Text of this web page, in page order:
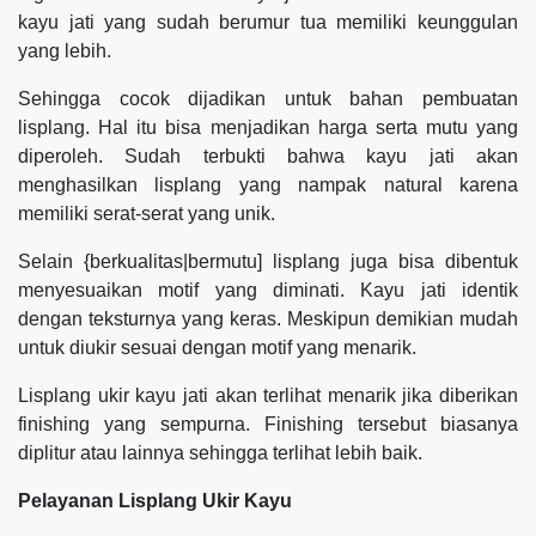
kayu jati yang sudah berumur tua memiliki keunggulan
yang lebih.
Sehingga cocok dijadikan untuk bahan pembuatan
lisplang. Hal itu bisa menjadikan harga serta mutu yang
diperoleh. Sudah terbukti bahwa kayu jati akan
menghasilkan lisplang yang nampak natural karena
memiliki serat-serat yang unik.
Selain {berkualitas|bermutu] lisplang juga bisa dibentuk
menyesuaikan motif yang diminati. Kayu jati identik
dengan teksturnya yang keras. Meskipun demikian mudah
untuk diukir sesuai dengan motif yang menarik.
Lisplang ukir kayu jati akan terlihat menarik jika diberikan
finishing yang sempurna. Finishing tersebut biasanya
diplitur atau lainnya sehingga terlihat lebih baik.
Pelayanan Lisplang Ukir Kayu